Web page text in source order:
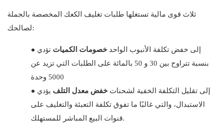
ثلاث قوى مالية تستغلها طلبات تغليف الكعك المخصصة بالجملة
لصالحك:
● خصومات الكميات إلى خفض تكلفة الأنبوب الواحد
بنسبة تتراوح بين 30 و 50 بالمائة على الطلبات التي تزيد عن
5000 وحدة
●
خفض معدل التلف إلى تقليل التكلفة الخفية لشحنات
الاستبدال، والتي غالبًا ما تفوق تكلفة التعبئة والتغليف على
قنوات البيع المباشر للمستهلك.